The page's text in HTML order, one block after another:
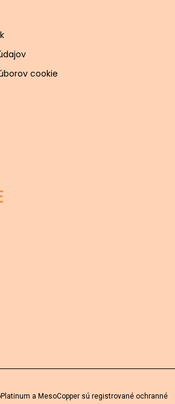
cookie
a MesoCopper sú registrované ochranné